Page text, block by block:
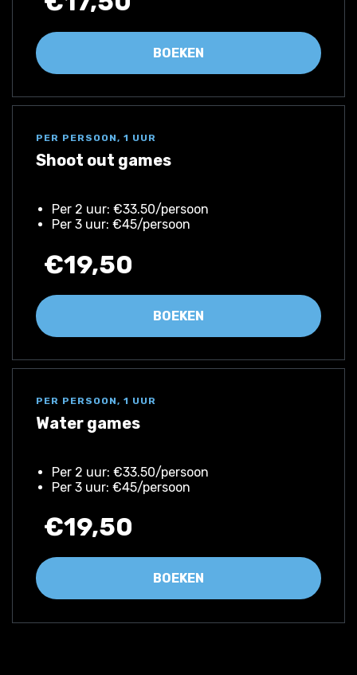
BOEKEN
PER PERSOON, 1 UUR
Shoot out games
Per 2 uur: €33.50/persoon
Per 3 uur: €45/persoon
€19,50
BOEKEN
PER PERSOON, 1 UUR
Water games
Per 2 uur: €33.50/persoon
Per 3 uur: €45/persoon
€19,50
BOEKEN